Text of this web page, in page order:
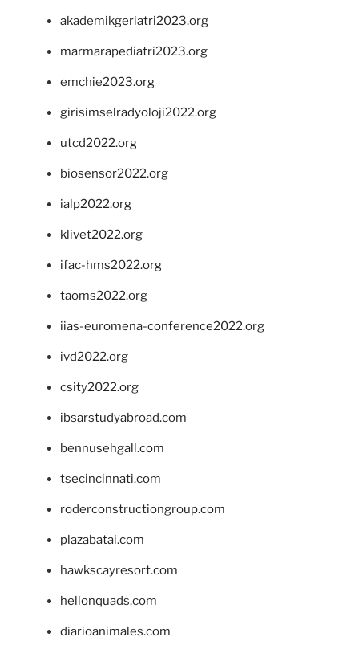
akademikgeriatri2023.org
marmarapediatri2023.org
emchie2023.org
girisimselradyoloji2022.org
utcd2022.org
biosensor2022.org
ialp2022.org
klivet2022.org
ifac-hms2022.org
taoms2022.org
iias-euromena-conference2022.org
ivd2022.org
csity2022.org
ibsarstudyabroad.com
bennusehgall.com
tsecincinnati.com
roderconstructiongroup.com
plazabatai.com
hawkscayresort.com
hellonquads.com
diarioanimales.com